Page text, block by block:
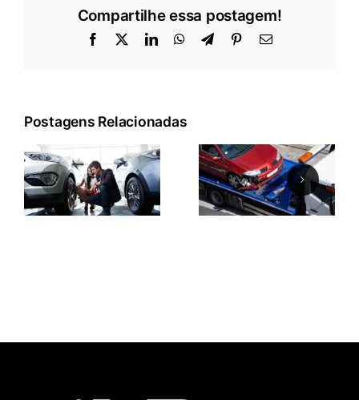
Compartilhe essa postagem!
Facebook LinkedInWhatsApp
TelegramPinterest
E-
Postagens Relacionadas